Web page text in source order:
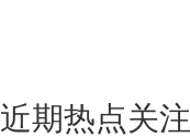
近期热点关注